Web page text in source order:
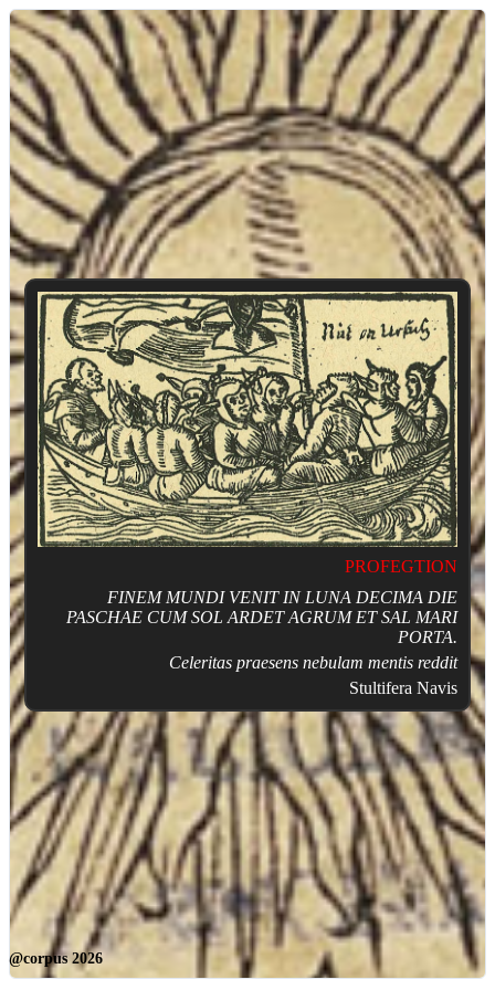
PROFEGTION
FINEM MUNDI VENIT IN LUNA DECIMA DIE
PASCHAE CUM SOL ARDET AGRUM ET SAL MARI
PORTA.
Celeritas praesens nebulam mentis reddit
Stultifera Navis
@corpus 2026